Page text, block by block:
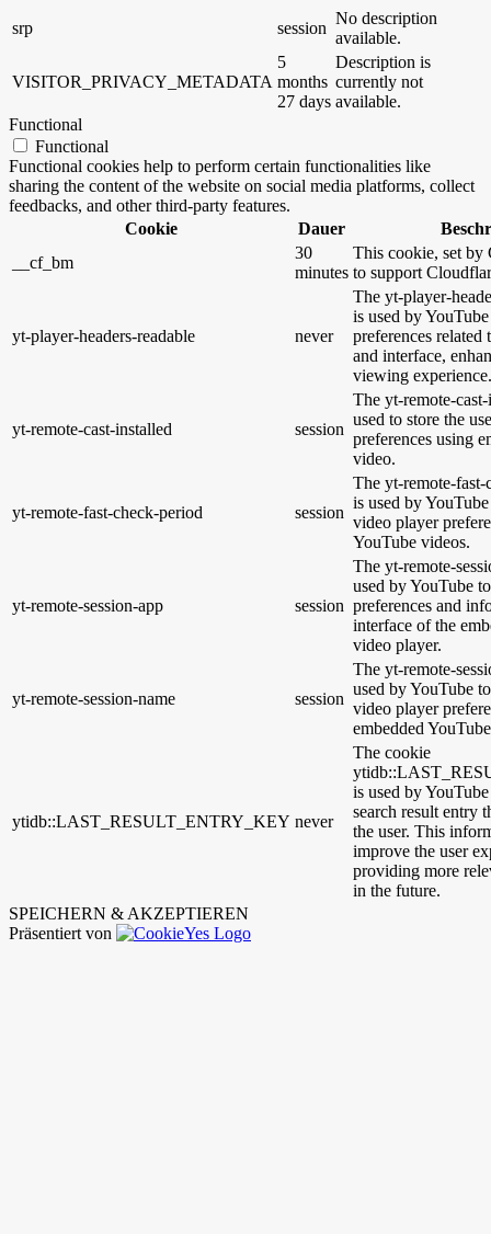
srp
session
No description
available.
VISITOR_PRIVACY_METADATA
5
months
27 days
Description is
currently not
available.
Functional
Functional
Functional cookies help to perform certain functionalities like
sharing the content of the website on social media platforms, collect
feedbacks, and other third-party features.
Cookie
Dauer
__cf_bm
30
minutes
This cookie, set by
to support
yt-player-headers-readable never
The yt-player-
is used by
preferences
and interface,
viewing experience.
yt-remote-cast-installed session
The yt-remote-
used to store the
preferences using
video.
yt-remote-fast-check-period session
The yt-remote-
is used by
video player
YouTube videos.
yt-remote-session-app session
The yt-remote-
used by YouTube
preferences and
interface of the
video player.
yt-remote-session-name session
The yt-remote-
used by YouTube
video player
embedded
ytidb::LAST_RESULT_ENTRY_KEY never
The cookie
is used by
search result entry
the user. This
improve the user
providing more
in the future.
SPEICHERN & AKZEPTIEREN
Präsentiert von